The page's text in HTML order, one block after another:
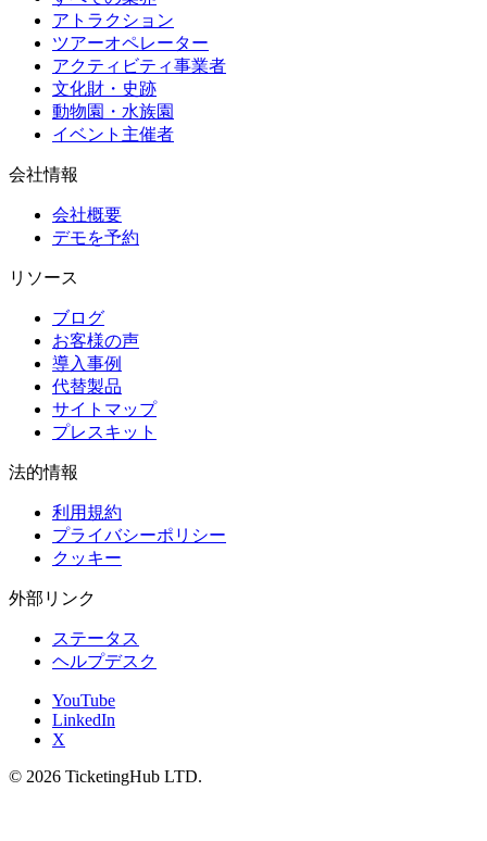
アトラクション
ツアーオペレーター
アクティビティ事業者
文化財・史跡
動物園・水族園
イベント主催者
会社情報
会社概要
デモを予約
リソース
ブログ
お客様の声
導入事例
代替製品
サイトマップ
プレスキット
法的情報
利用規約
プライバシーポリシー
クッキー
外部リンク
ステータス
ヘルプデスク
YouTube
LinkedIn
X
© 2026 TicketingHub LTD.